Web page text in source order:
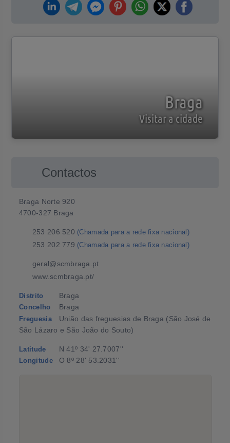
Braga
Visitar a cidade
Contactos
Braga Norte 920
4700-327 Braga
253 206 520 (Chamada para a rede fixa nacional)
253 202 779 (Chamada para a rede fixa nacional)
geral@scmbraga.pt
www.scmbraga.pt/
Distrito Braga
Concelho Braga
Freguesia
União das freguesias de Braga (São José de
São Lázaro e São João do Souto)
Latitude N 41º 34' 27.7007''
Longitude O 8º 28' 53.2031''